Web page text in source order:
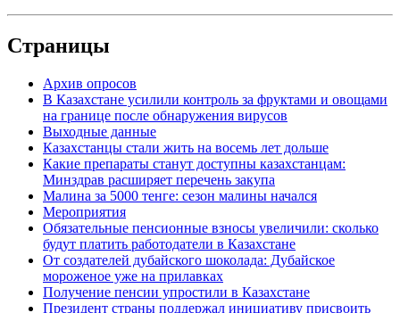
Страницы
Архив опросов
В Казахстане усилили контроль за фруктами и овощами
на границе после обнаружения вирусов
Выходные данные
Казахстанцы стали жить на восемь лет дольше
Какие препараты станут доступны казахстанцам:
Минздрав расширяет перечень закупа
Малина за 5000 тенге: сезон малины начался
Мероприятия
Обязательные пенсионные взносы увеличили: сколько
будут платить работодатели в Казахстане
От создателей дубайского шоколада: Дубайское
мороженое уже на прилавках
Получение пенсии упростили в Казахстане
Президент страны поддержал инициативу присвоить